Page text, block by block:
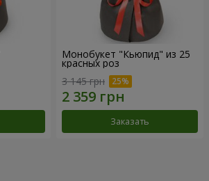
Монобукет "Кьюпид" из 25
красных роз
3 145 грн
Заказать